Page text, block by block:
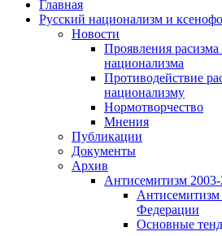
Главная
Русский национализм и
Новости
Проявления
национализма
Противодействие
национализму
Нормотворчество
Мнения
Публикации
Документы
Архив
Антисемитизм
Антисемитизм
Федерации
Основные